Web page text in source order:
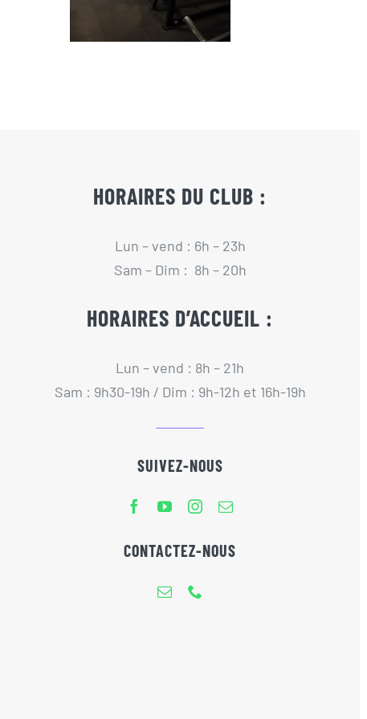
HORAIRES DU CLUB :
Lun – vend : 6h – 23h
Sam – Dim : 8h – 20h
HORAIRES D’ACCUEIL :
Lun – vend : 8h – 21h
Sam : 9h30-19h / Dim : 9h-12h et 16h-19h
SUIVEZ-NOUS
CONTACTEZ-NOUS